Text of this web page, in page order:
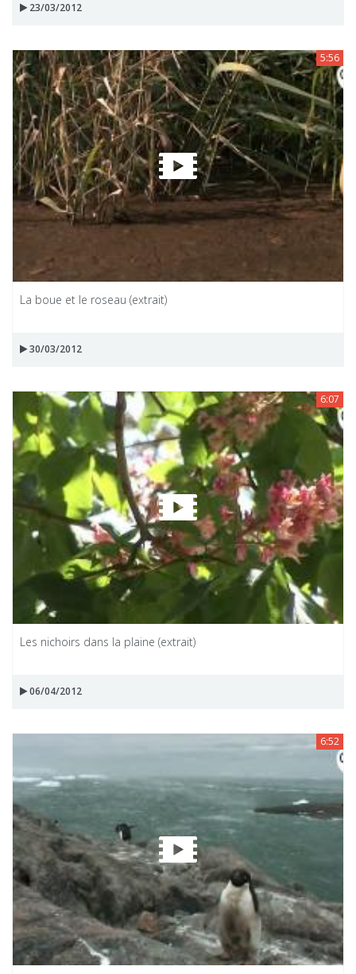
23/03/2012
5:56
La boue et le roseau (extrait)
30/03/2012
6:07
Les nichoirs dans la plaine (extrait)
06/04/2012
6:52